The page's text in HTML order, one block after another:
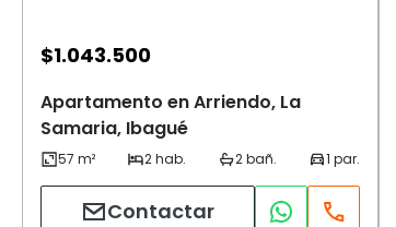
$1.043.500
Apartamento en Arriendo, La
Samaria, Ibagué
Contactar